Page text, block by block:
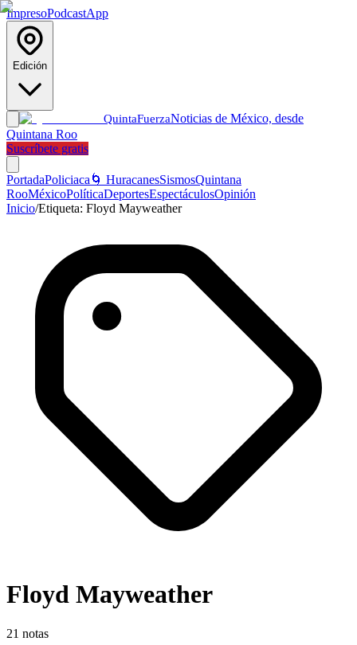
ImpresoPodcastApp
Edición
QuintaFuerzaNoticias de México, desde
Quintana Roo
Suscríbete gratis
PortadaPoliciaca 🌀 HuracanesSismosQuintana
RooMéxicoPolíticaDeportesEspectáculosOpinión
Inicio/Etiqueta: Floyd Mayweather
Floyd Mayweather
21 notas